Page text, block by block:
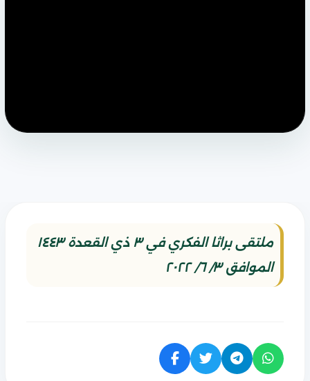
ملتقى براثا الفكري في ٣ ذي القعدة ١٤٤٣
الموافق ٣/ ٦/ ٢٠٢٢